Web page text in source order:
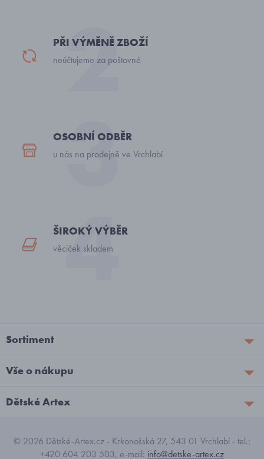
PŘI VÝMĚNĚ ZBOŽÍ
neúčtujeme za poštovné
OSOBNÍ ODBĚR
u nás na prodejně ve Vrchlabí
ŠIROKÝ VÝBĚR
věciček skladem
Sortiment
Vše o nákupu
Dětské Artex
© 2026 Dětské-Artex.cz - Krkonošská 27, 543 01 Vrchlabí - tel.:
+420 604 203 503, e-mail: info@detske-artex.cz